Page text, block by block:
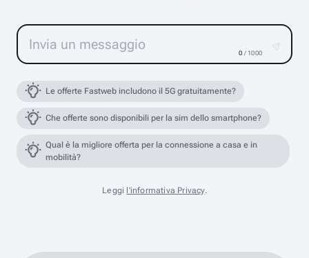
0 / 1000
Le offerte Fastweb includono il 5G gratuitamente?
Che offerte sono disponibili per la sim dello smartphone?
Qual è la migliore offerta per la connessione a casa e in
mobilità?
Leggi l'informativa Privacy.